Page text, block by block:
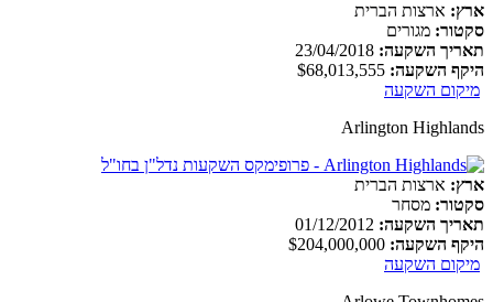
ארץ: ארצות הברית
סקטור: מגורים
תאריך השקעה:
היקף השקעה:
מיקום השקעה
Arlington Highlands
ארץ: ארצות הברית
סקטור: מסחר
תאריך השקעה:
היקף השקעה:
מיקום השקעה